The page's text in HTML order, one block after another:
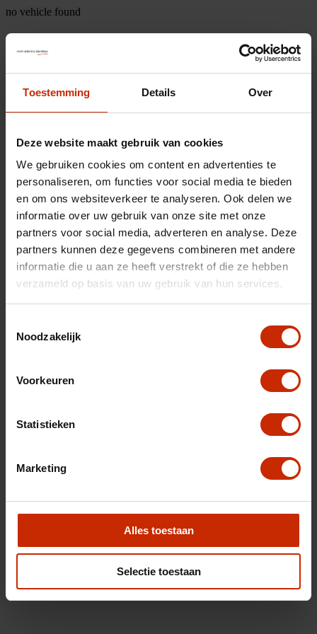
Toestemming Details Over
Deze website maakt gebruik van cookies
We gebruiken cookies om content en advertenties te
personaliseren, om functies voor social media te bieden
en om ons websiteverkeer te analyseren. Ook delen we
informatie over uw gebruik van onze site met onze
partners voor social media, adverteren en analyse. Deze
partners kunnen deze gegevens combineren met andere
informatie die u aan ze heeft verstrekt of die ze hebben
verzameld op basis van uw gebruik van hun services.
Noodzakelijk
Voorkeuren
Statistieken
Marketing
Alles toestaan
Selectie toestaan
no vehicle found